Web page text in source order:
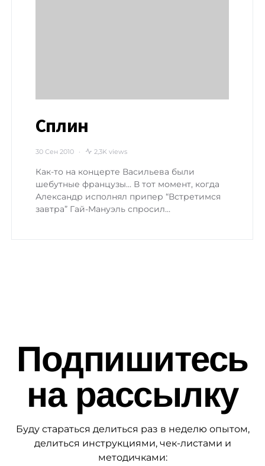
Сплин
30 Сен 2010 2,3K views
Как-то на концерте Васильева были
шебутные французы… В тот момент, когда
Александр исполнял припер “Встретимся
завтра” Гай-Мануэль спросил…
Подпишитесь
на рассылку
Буду стараться делиться раз в неделю опытом,
делиться инструкциями, чек-листами и
методичками: